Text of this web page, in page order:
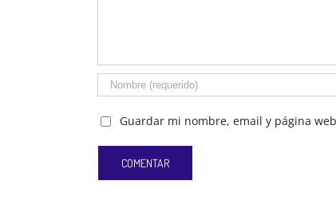
Guardar mi nombre, email y página